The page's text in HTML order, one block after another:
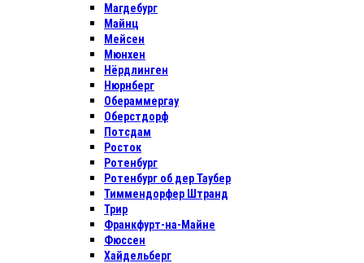
Магдебург
Майнц
Мейсен
Мюнхен
Нёрдлинген
Нюрнберг
Обераммергау
Оберстдорф
Потсдам
Росток
Ротенбург
Ротенбург об дер Таубер
Тиммендорфер Штранд
Трир
Франкфурт-на-Майне
Фюссен
Хайдельберг